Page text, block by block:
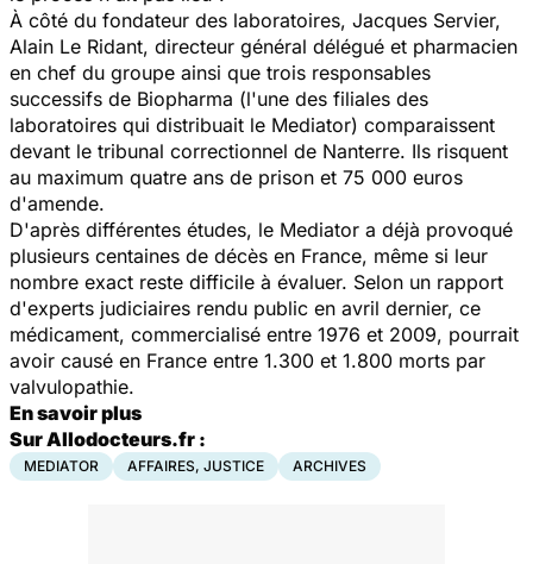
À côté du fondateur des laboratoires, Jacques Servier,
Alain Le Ridant, directeur général délégué et pharmacien
en chef du groupe ainsi que trois responsables
successifs de Biopharma (l'une des filiales des
laboratoires qui distribuait le Mediator) comparaissent
devant le tribunal correctionnel de Nanterre. Ils risquent
au maximum quatre ans de prison et 75 000 euros
d'amende.
D'après différentes études, le Mediator a déjà provoqué
plusieurs centaines de décès en France, même si leur
nombre exact reste difficile à évaluer. Selon un rapport
d'experts judiciaires rendu public en avril dernier, ce
médicament, commercialisé entre 1976 et 2009, pourrait
avoir causé en France entre 1.300 et 1.800 morts par
valvulopathie.
En savoir plus
Sur Allodocteurs.fr :
MEDIATOR AFFAIRES, JUSTICE ARCHIVES